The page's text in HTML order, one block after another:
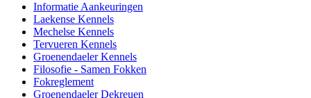
Informatie Aankeuringen
Laekense Kennels
Mechelse Kennels
Tervueren Kennels
Groenendaeler Kennels
Filosofie - Samen Fokken
Fokreglement
Groenendaeler Dekreuen